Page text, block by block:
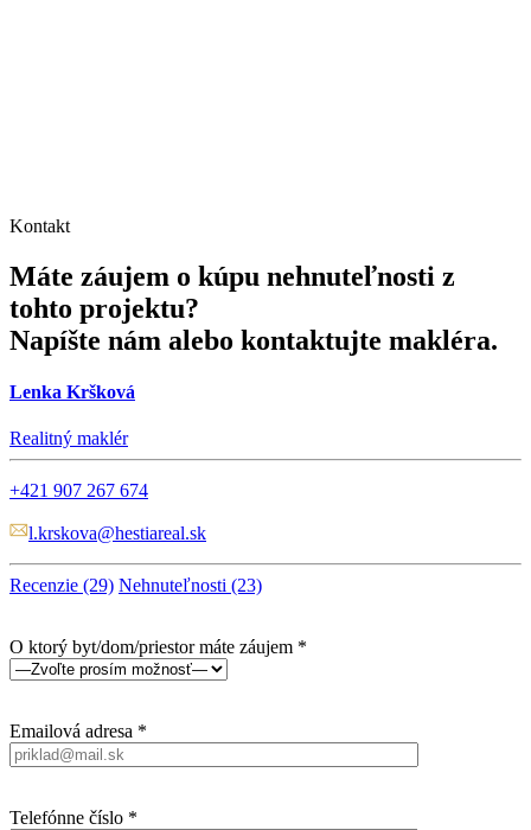
Kontakt
Máte záujem o kúpu nehnuteľnosti z
tohto projektu?
Napíšte nám alebo kontaktujte makléra.
Lenka Kršková
Realitný maklér
+421 907 267 674
l.krskova@hestiareal.sk
Recenzie (29) Nehnuteľnosti (23)
O ktorý byt/dom/priestor máte záujem *
Emailová adresa *
Telefónne číslo *